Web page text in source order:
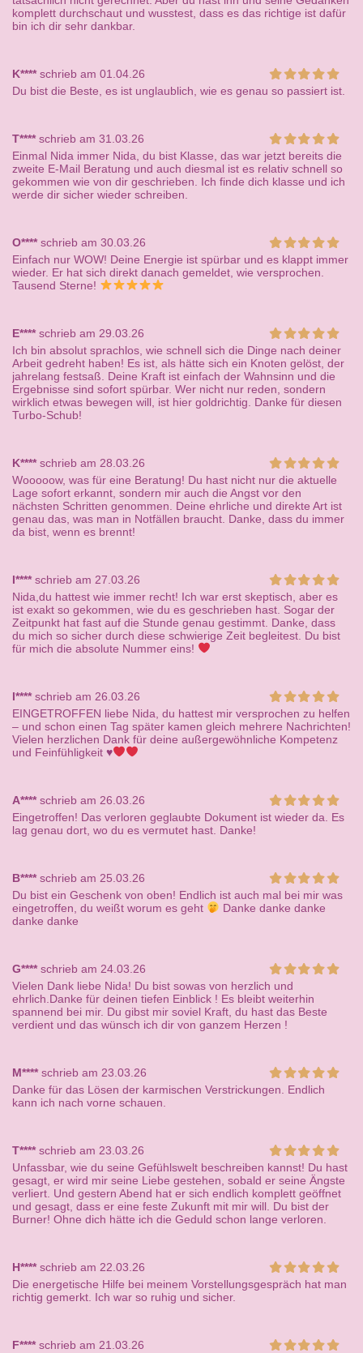
komplett durchschaut und wusstest, dass es das richtige ist dafür
bin ich dir sehr dankbar.
K****schrieb am 01.04.26
Du bist die Beste, es ist unglaublich, wie es genau so passiert ist.
T****schrieb am 31.03.26
Einmal Nida immer Nida, du bist Klasse, das war jetzt bereits die
zweite E-Mail Beratung und auch diesmal ist es relativ schnell so
gekommen wie von dir geschrieben. Ich finde dich klasse und ich
werde dir sicher wieder schreiben.
O****schrieb am 30.03.26
Einfach nur WOW! Deine Energie ist spürbar und es klappt immer
wieder. Er hat sich direkt danach gemeldet, wie versprochen.
Tausend Sterne!
E****schrieb am 29.03.26
Ich bin absolut sprachlos, wie schnell sich die Dinge nach deiner
Arbeit gedreht haben! Es ist, als hätte sich ein Knoten gelöst, der
jahrelang festsaß. Deine Kraft ist einfach der Wahnsinn und die
Ergebnisse sind sofort spürbar. Wer nicht nur reden, sondern
wirklich etwas bewegen will, ist hier goldrichtig. Danke für diesen
Turbo-Schub!
K****schrieb am 28.03.26
Wooooow, was für eine Beratung! Du hast nicht nur die aktuelle
Lage sofort erkannt, sondern mir auch die Angst vor den
nächsten Schritten genommen. Deine ehrliche und direkte Art ist
genau das, was man in Notfällen braucht. Danke, dass du immer
da bist, wenn es brennt!
I****schrieb am 27.03.26
Nida,du hattest wie immer recht! Ich war erst skeptisch, aber es
ist exakt so gekommen, wie du es geschrieben hast. Sogar der
Zeitpunkt hat fast auf die Stunde genau gestimmt. Danke, dass
du mich so sicher durch diese schwierige Zeit begleitest. Du bist
für mich die absolute Nummer eins!
I****schrieb am 26.03.26
EINGETROFFEN liebe Nida, du hattest mir versprochen zu helfen
– und schon einen Tag später kamen gleich mehrere Nachrichten!
Vielen herzlichen Dank für deine außergewöhnliche Kompetenz
und Feinfühligkeit ♥️
A****schrieb am 26.03.26
Eingetroffen! Das verloren geglaubte Dokument ist wieder da. Es
lag genau dort, wo du es vermutet hast. Danke!
B****schrieb am 25.03.26
Du bist ein Geschenk von oben! Endlich ist auch mal bei mir was
eingetroffen, du weißt worum es geht
Danke danke danke
danke danke
G****schrieb am 24.03.26
Vielen Dank liebe Nida! Du bist sowas von herzlich und
ehrlich.Danke für deinen tiefen Einblick ! Es bleibt weiterhin
spannend bei mir. Du gibst mir soviel Kraft, du hast das Beste
verdient und das wünsch ich dir von ganzem Herzen !
M****schrieb am 23.03.26
Danke für das Lösen der karmischen Verstrickungen. Endlich
kann ich nach vorne schauen.
T****schrieb am 23.03.26
Unfassbar, wie du seine Gefühlswelt beschreiben kannst! Du hast
gesagt, er wird mir seine Liebe gestehen, sobald er seine Ängste
verliert. Und gestern Abend hat er sich endlich komplett geöffnet
und gesagt, dass er eine feste Zukunft mit mir will. Du bist der
Burner! Ohne dich hätte ich die Geduld schon lange verloren.
H****schrieb am 22.03.26
Die energetische Hilfe bei meinem Vorstellungsgespräch hat man
richtig gemerkt. Ich war so ruhig und sicher.
F****schrieb am 21.03.26